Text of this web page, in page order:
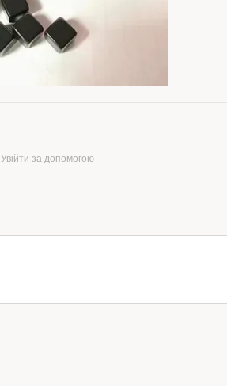
Увійти за допомогою